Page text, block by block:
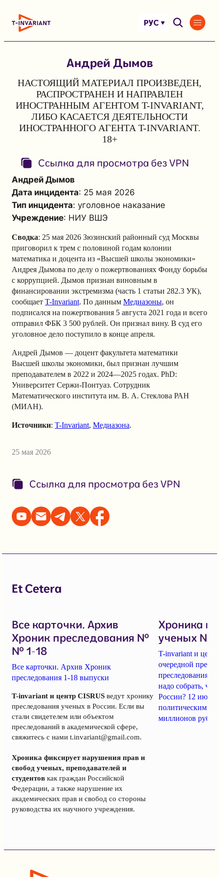
РУС
Андрей Дымов
НАСТОЯЩИЙ МАТЕРИАЛ ПРОИЗВЕДЕН,
РАСПРОСТРАНЕН И НАПРАВЛЕН
ИНОСТРАННЫМ АГЕНТОМ T-INVARIANT,
ЛИБО КАСАЕТСЯ ДЕЯТЕЛЬНОСТИ
ИНОСТРАННОГО АГЕНТА T-INVARIANT.
18+
Ссылка для просмотра без VPN
Андрей Дымов
Дата инцидента: 25 мая 2026
Тип инцидента: уголовное наказание
Учреждение: НИУ ВШЭ
Сводка: 25 мая 2026 Зюзинский районный суд Москвы
приговорил к трем с половиной годам колонии
математика и доцента из «Высшей школы экономики»
Андрея Дымова по делу о пожертвованиях Фонду борьбы
с коррупцией. Дымов признан виновным в
финансировании экстремизма (часть 1 статьи 282.3 УК),
сообщает T-Invariant. По данным Медиазоны, он
подписался на пожертвования 5 августа 2021 года и всего
отправил ФБК 3 500 рублей. Он признал вину. В суд его
уголовное дело поступило в конце апреля.
Андрей Дымов — доцент факультета математики
Высшей школы экономики, был признан лучшим
преподавателем в 2022 и 2024—2025 годах. PhD:
Университет Сержи-Понтуаз. Сотрудник
Математического института им. В. А. Стеклова РАН
(МИАН).
Источники: T-Invariant, Медиазона.
25 мая 2026
Ссылка для просмотра без VPN
Et Cetera
Все карточки. Архив
Хроник преследования №
№ 1-18
Все карточки. Архив Хроник
преследования 1-18 выпуски
T-invariant и центр CISRUS ведут хронику
преследования ученых в России. Если вы
стали свидетелем или объектом
преследований в академической сфере,
свяжитесь с нами t.invariant@gmail.com.
Хроника фиксирует нарушения прав и
свобод ученых, преподавателей и
студентов как граждан Российской
Федерации, а также нарушение их
академических прав и свобод со стороны
руководства их научного учреждения.
Хроника
ученых №
T-invariant и
очередной
преследования
надо собрать,
России? 12
политическим
миллионов